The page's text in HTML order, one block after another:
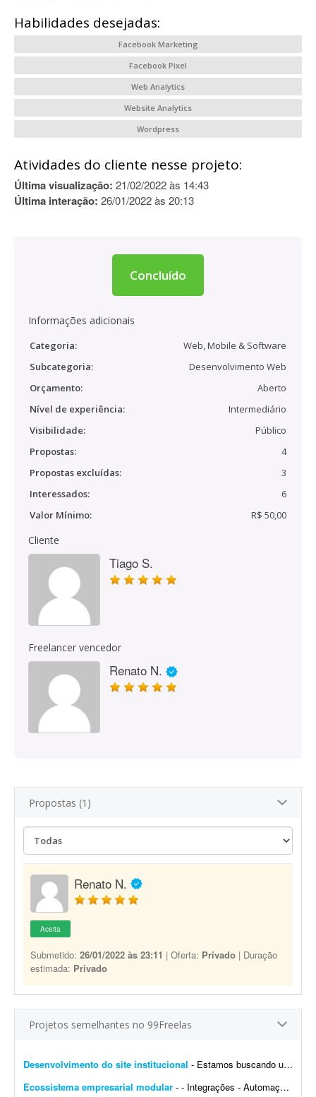
Habilidades desejadas:
Facebook Marketing
Facebook Pixel
Web Analytics
Website Analytics
Wordpress
Atividades do cliente nesse projeto:
Última visualização: 21/02/2022 às 14:43
Última interação: 26/01/2022 às 20:13
Concluído
Informações adicionais
Categoria:
Web, Mobile & Software
Subcategoria:
Desenvolvimento Web
Orçamento:
Aberto
Nível de experiência:
Intermediário
Visibilidade:
Público
Propostas:
4
Propostas excluídas:
3
Interessados:
6
Valor Mínimo:
R$ 50,00
Cliente
Tiago S.
Freelancer vencedor
Renato N.
Propostas (1)
Renato N.
Aceita
Submetido: 26/01/2022 às 23:11 | Oferta: Privado | Duração
estimada: Privado
Projetos semelhantes no 99Freelas
Desenvolvimento do site institucional - Estamos buscando um web designer/desenvolvedor para criar o novo site institucional da BonaFruta Sorvetes. Nossa principal referência de experiência, qualidade visual, navegaç&a...
Ecossistema empresarial modular - - Integrações - Automações - Configuração de servidor - Criação de ferramentas Exemplo de trabalho: Configuração de VPS, scrap...